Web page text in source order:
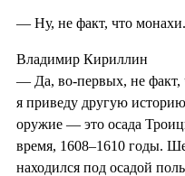
— Ну, не факт, что монахи.
Владимир Кириллин
— Да, во-первых, не факт,
я приведу другую
оружие — это осада
время, 1608–1610 годы.
находился под осадой